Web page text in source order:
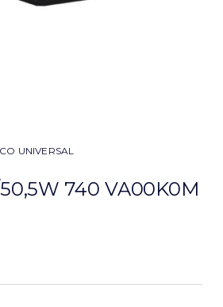
UNIVERSAL
740 VA00K0M